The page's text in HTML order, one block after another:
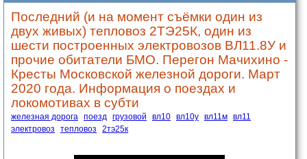
Последний (и на момент съёмки один из
двух живых) тепловоз 2ТЭ25К, один из
шести построенных электровозов ВЛ11.8У и
прочие обитатели БМО. Перегон Мачихино -
Кресты Московской железной дороги. Март
2020 года. Информация о поездах и
локомотивах в субти
железная дорога поезд грузовой вл10 вл10у вл11м вл11
электровоз
тепловоз 2тэ25к